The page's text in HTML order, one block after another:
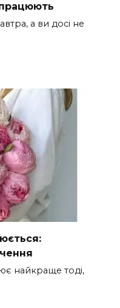
працюють
а ви досі не
найкраще тоді,